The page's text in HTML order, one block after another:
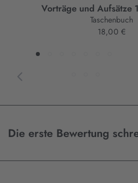
Vorträge und Aufsätze
Taschenbuch
18,00 €
Die erste Bewertung